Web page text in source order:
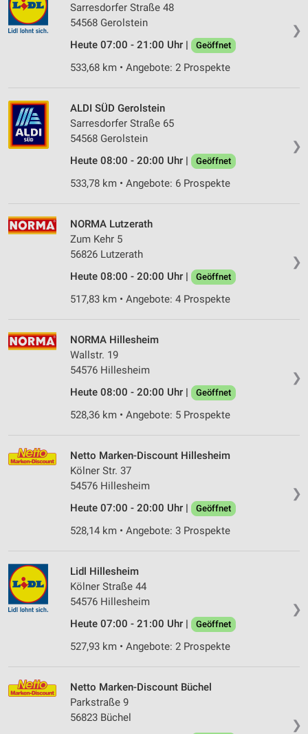
❯
Sarresdorfer Straße 48
54568 Gerolstein
Heute 07:00 - 21:00 Uhr |
Geöffnet
533,68 km • Angebote: 2 Prospekte
❯
ALDI SÜD Gerolstein
Sarresdorfer Straße 65
54568 Gerolstein
Heute 08:00 - 20:00 Uhr |
Geöffnet
533,78 km • Angebote: 6 Prospekte
❯
NORMA Lutzerath
Zum Kehr 5
56826 Lutzerath
Heute 08:00 - 20:00 Uhr |
Geöffnet
517,83 km • Angebote: 4 Prospekte
❯
NORMA Hillesheim
Wallstr. 19
54576 Hillesheim
Heute 08:00 - 20:00 Uhr |
Geöffnet
528,36 km • Angebote: 5 Prospekte
❯
Netto Marken-Discount Hillesheim
Kölner Str. 37
54576 Hillesheim
Heute 07:00 - 20:00 Uhr |
Geöffnet
528,14 km • Angebote: 3 Prospekte
❯
Lidl Hillesheim
Kölner Straße 44
54576 Hillesheim
Heute 07:00 - 21:00 Uhr |
Geöffnet
527,93 km • Angebote: 2 Prospekte
❯
Netto Marken-Discount Büchel
Parkstraße 9
56823 Büchel